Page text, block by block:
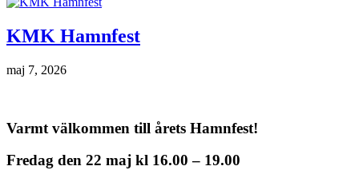
KMK Hamnfest
maj 7, 2026
Varmt välkommen till årets Hamnfest!
Fredag den 22 maj kl 16.00 – 19.00